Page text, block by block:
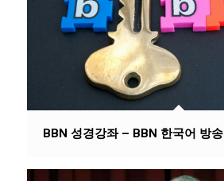
BBN 성경강좌 – BBN 한국어 방송